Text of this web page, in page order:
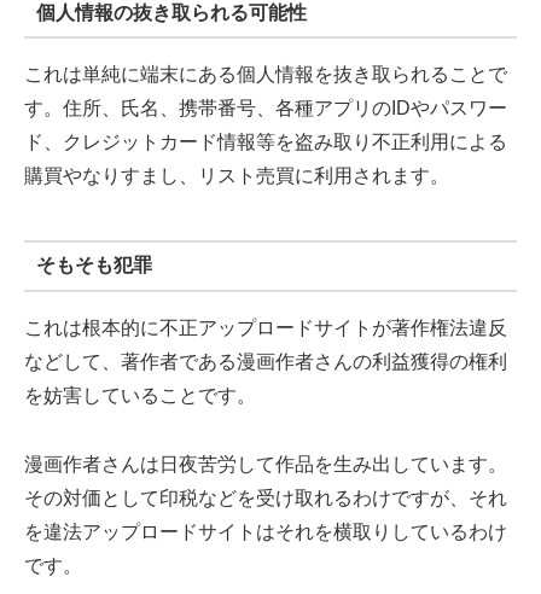
個人情報の抜き取られる可能性
これは単純に端末にある個人情報を抜き取られることで
す。住所、氏名、携帯番号、各種アプリのIDやパスワー
ド、クレジットカード情報等を盗み取り不正利用による
購買やなりすまし、リスト売買に利用されます。
そもそも犯罪
これは根本的に不正アップロードサイトが著作権法違反
などして、著作者である漫画作者さんの利益獲得の権利
を妨害していることです。
漫画作者さんは日夜苦労して作品を生み出しています。
その対価として印税などを受け取れるわけですが、それ
を違法アップロードサイトはそれを横取りしているわけ
です。